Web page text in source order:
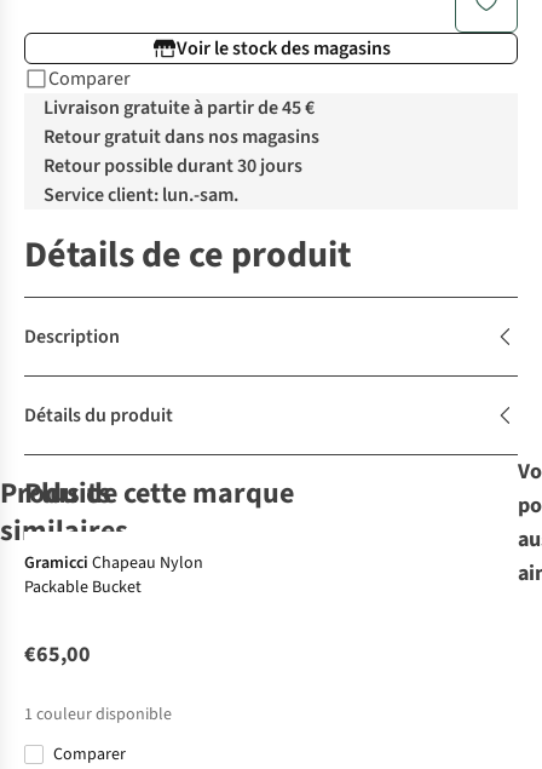
Voir le stock des magasins
Comparer
Livraison gratuite à partir de 45 €
Retour gratuit dans nos magasins
Retour possible durant 30 jours
Service client: lun.-sam.
Détails de ce produit
Description
Détails du produit
Produits
similaires
Columbia
Bora™
Columbia
Bora™
Trekmates
Blackden Dry
Trekmates
Hat
Plus de cette marque
Gramicci Chapeau Nylon
Packable Bucket
€65,00
1 couleur disponible
Comparer